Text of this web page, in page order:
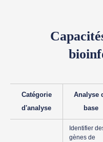
Catégorie
d'analyse
Analyse
base
Identifier
gènes de